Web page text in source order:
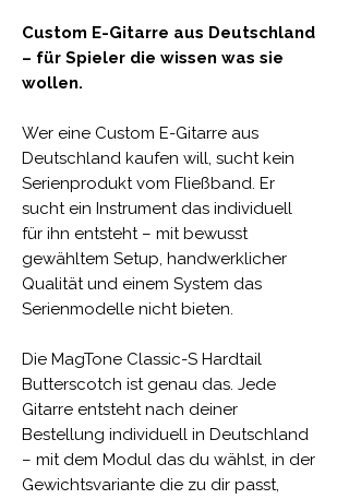
Custom E-Gitarre aus Deutschland
– für Spieler die wissen was sie
wollen.
Wer eine Custom E-Gitarre aus
Deutschland kaufen will, sucht kein
Serienprodukt vom Fließband. Er
sucht ein Instrument das individuell
für ihn entsteht – mit bewusst
gewähltem Setup, handwerklicher
Qualität und einem System das
Serienmodelle nicht bieten.
Die MagTone Classic-S Hardtail
Butterscotch ist genau das. Jede
Gitarre entsteht nach deiner
Bestellung individuell in Deutschland
– mit dem Modul das du wählst, in der
Gewichtsvariante die zu dir passt,